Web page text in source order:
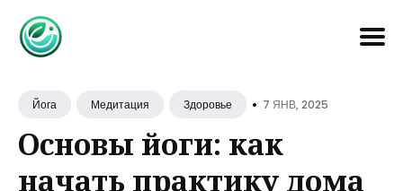
forЙога Медитация Здоровье • 7 ЯНВ, 2025
Основы йоги: как
начать практику дома